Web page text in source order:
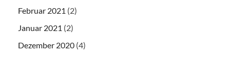
Februar 2021 (2)
Januar 2021 (2)
Dezember 2020 (4)